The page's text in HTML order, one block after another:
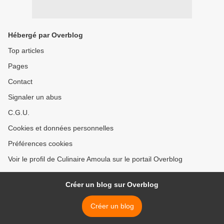
Hébergé par Overblog
Top articles
Pages
Contact
Signaler un abus
C.G.U.
Cookies et données personnelles
Préférences cookies
Voir le profil de Culinaire Amoula sur le portail Overblog
Créer un blog sur Overblog
Créer un blog